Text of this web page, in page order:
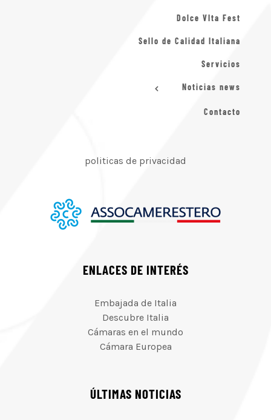
Dolce VIta Fest
Sello de Calidad Italiana
Servicios
Noticias news
Contacto
politicas de privacidad
ENLACES DE INTERÉS
Embajada de Italia
Descubre Italia
Cámaras en el mundo
Cámara Europea
ÚLTIMAS NOTICIAS